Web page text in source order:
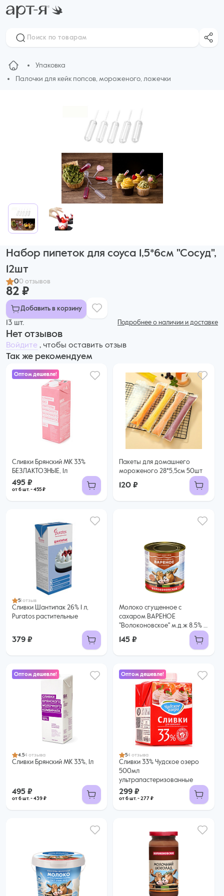
Упаковка
Палочки для кейк попсов, мороженого, ложечки
Набор пипеток для соуса 1,5*6см "Сосуд",
12шт
00 отзывов
82 ₽
Добавить в корзину
13 шт. Подробнее о наличии и доставке
Нет отзывов
Войдите , чтобы оставить отзыв
Так же рекомендуем
Оптом дешевле!
Сливки Брянский МК 33%
БЕЗЛАКТОЗНЫЕ, 1л
495 ₽
от 6 шт. - 455 ₽
495 ₽
455 ₽ за шт. при заказе от 6 шт.
Купить оптом
Пакеты для домашнего
мороженого 28*5,5см 50шт
120 ₽
5 1 отзыв
Сливки Шантипак 26% 1 л,
Puratos растительные
379 ₽
Молоко сгущенное с
сахаром ВАРЕНОЕ
"Волоконовское" м.д.ж 8.5% ,
145 ₽
Оптом дешевле!
4.54 отзыва
Сливки Брянский МК 33%, 1л
495 ₽
от 6 шт. - 439 ₽
495 ₽
439 ₽ за шт. при заказе от 6 шт.
Купить оптом
Оптом дешевле!
54 отзыва
Сливки 33% Чудское озеро
500мл
ультрапастеризованные
299 ₽
от 6 шт. - 277 ₽
299 ₽
277 ₽ за шт. при заказе от 6 шт.
Купить оптом